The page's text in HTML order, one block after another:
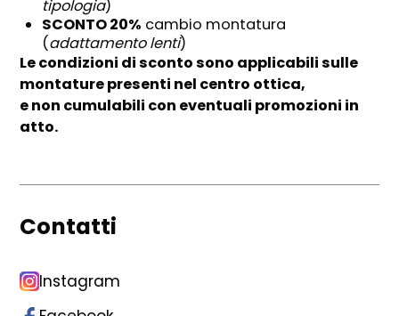
tipologia)
SCONTO 20% cambio montatura
(adattamento lenti)
Le condizioni di sconto sono applicabili sulle
montature presenti nel centro ottica,
e non cumulabili con eventuali promozioni in
atto.
Contatti
Instagram